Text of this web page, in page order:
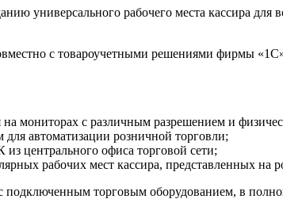
универсального рабочего места кассира
с товароучетными решениями фирмы
мониторах с различным разрешением и
автоматизации розничной торговли;
центрального офиса торговой сети;
рабочих мест кассира, представленных на
торговым оборудованием, в